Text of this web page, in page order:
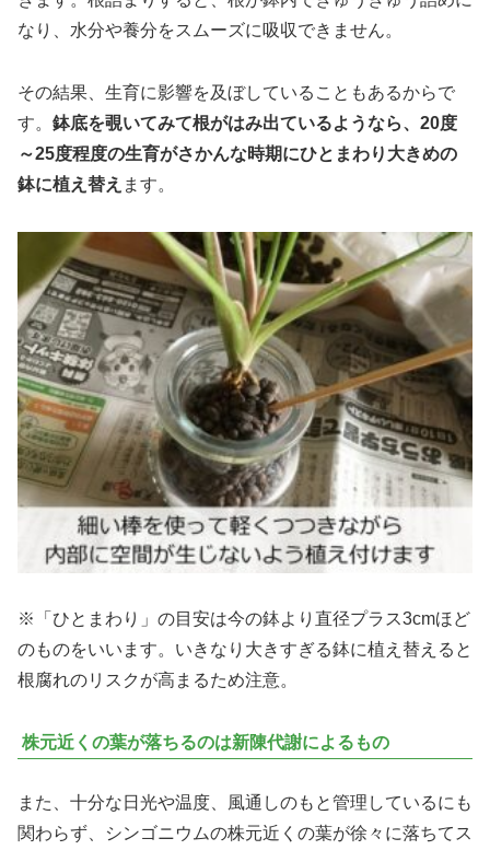
なり、水分や養分をスムーズに吸収できません。
その結果、生育に影響を及ぼしていることもあるからで
す。 鉢底を覗いてみて根がはみ出ているようなら、20度
～25度程度の生育がさかんな時期にひとまわり大きめの
鉢に植え替え ます。
※「ひとまわり」の目安は今の鉢より直径プラス3cmほど
のものをいいます。いきなり大きすぎる鉢に植え替えると
根腐れのリスクが高まるため注意。
株元近くの葉が落ちるのは新陳代謝によるもの
また、十分な日光や温度、風通しのもと管理しているにも
関わらず、シンゴニウムの株元近くの葉が徐々に落ちてス